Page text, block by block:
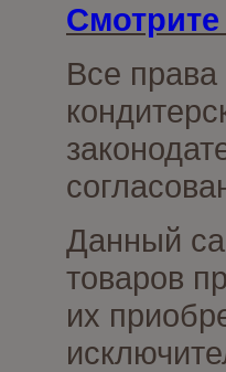
Все
Данный
товаров
их